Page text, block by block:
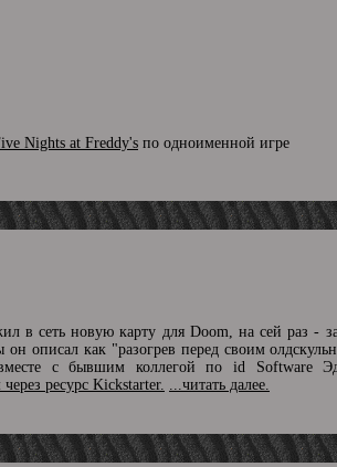
Nights at Freddy's по одноименной игре
в сеть новую карту для Doom, на сей раз -
он описал как "разогрев перед своим
вместе с бывшим коллегой по id Software
ресурс Kickstarter. ...читать далее.